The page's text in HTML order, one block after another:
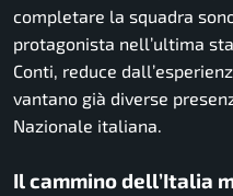
completare la squadra
protagonista nell’ultima
Conti, reduce
vantano già diverse
Nazionale italiana.
Il cammino dell’Italia